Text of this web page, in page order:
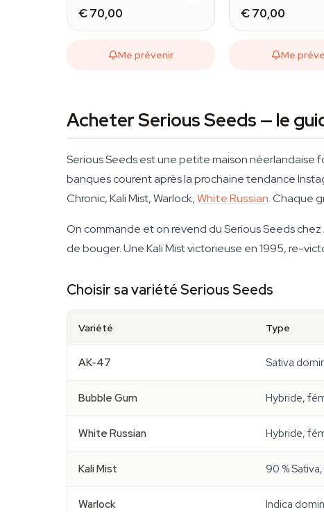
€ 70,00
Me prévenir
€ 70,00
Me
Acheter Serious Seeds — le
Serious Seeds est une petite maison néerlandaise
banques courent après la prochaine tendance
Chronic, Kali Mist, Warlock,White Russian. Chaque
On commande et on revend du Serious Seeds
de bouger. Une Kali Mist victorieuse en 1995, re-
Choisir sa variété Serious Seeds
Variété Type
AK-47 Sativa
Bubble Gum Hybride,
White Russian Hybride,
Kali Mist 90 %
Warlock Indica